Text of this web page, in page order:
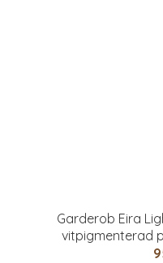
Garderob Eira
vitpigmenterad